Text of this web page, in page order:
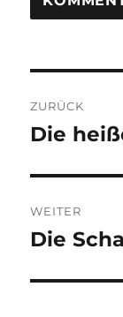
ZURÜCK
Vorheriger
Die
WEITER
Nächster
Die